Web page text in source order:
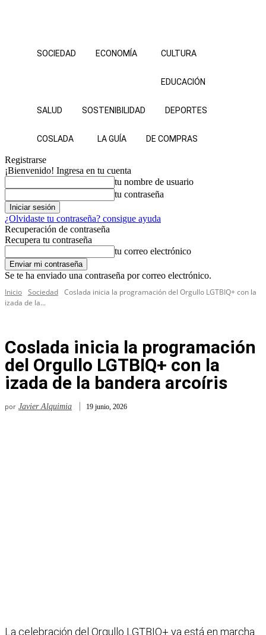
SOCIEDAD ECONOMÍA CULTURA
EDUCACIÓN
SALUD SOSTENIBILIDAD DEPORTES
COSLADA LA GUÍA DE COMPRAS
Registrarse
¡Bienvenido! Ingresa en tu cuenta
tu nombre de usuario
tu contraseña
¿Olvidaste tu contraseña? consigue ayuda
Recuperación de contraseña
Recupera tu contraseña
tu correo electrónico
Se te ha enviado una contraseña por correo electrónico.
Inicio Sociedad Coslada inicia la programación del Orgullo LGTBIQ+ con la
izada de la...
Coslada inicia la programación
del Orgullo LGTBIQ+ con la
izada de la bandera arcoíris
por Javier Alquimia 19 junio, 2026
La celebración del Orgullo LGTBIQ+ ya está en marcha